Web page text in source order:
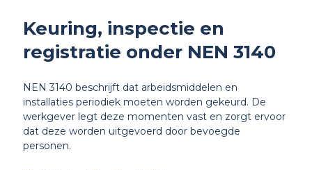
Keuring, inspectie en
registratie onder NEN 3140
NEN 3140 beschrijft dat arbeidsmiddelen en
installaties periodiek moeten worden gekeurd. De
werkgever legt deze momenten vast en zorgt ervoor
dat deze worden uitgevoerd door bevoegde
personen.